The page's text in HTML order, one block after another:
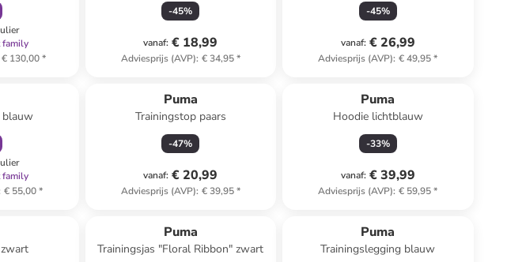
family
€ 130,00*
-45%
vanaf: € 18,99
Adviesprijs (AVP): € 34,95*
-45%
vanaf: € 26,99
Adviesprijs (AVP): € 49,95*
blauw
family
€ 55,00*
Puma
Trainingstop paars
-47%
vanaf: € 20,99
Adviesprijs (AVP): € 39,95*
Puma
Hoodie lichtblauw
-33%
vanaf: € 39,99
Adviesprijs (AVP): € 59,95*
Puma
Trainingsjas "Floral Ribbon" zwart
Puma
Trainingslegging blauw